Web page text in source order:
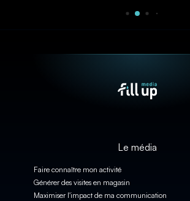
Le média
Faire connaître mon activité
Générer des visites en magasin
Maximiser l'impact de ma communication